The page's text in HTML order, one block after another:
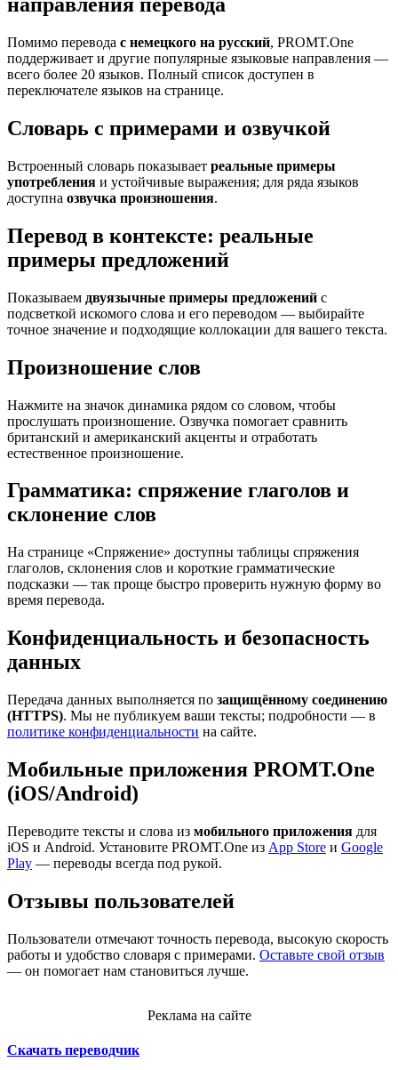
Помимо перевода с немецкого на русский, PROMT.One
поддерживает и другие популярные языковые направления —
всего более 20 языков. Полный список доступен в
переключателе языков на странице.
Словарь с примерами и озвучкой
Встроенный словарь показывает реальные примеры
употребления и устойчивые выражения; для ряда языков
доступна озвучка произношения.
Перевод в контексте: реальные
примеры предложений
Показываем двуязычные примеры предложений с
подсветкой искомого слова и его переводом — выбирайте
точное значение и подходящие коллокации для вашего текста.
Произношение слов
Нажмите на значок динамика рядом со словом, чтобы
прослушать произношение. Озвучка помогает сравнить
британский и американский акценты и отработать
естественное произношение.
Грамматика: спряжение глаголов и
склонение слов
На странице «Спряжение» доступны таблицы спряжения
глаголов, склонения слов и короткие грамматические
подсказки — так проще быстро проверить нужную форму во
время перевода.
Конфиденциальность и безопасность
данных
Передача данных выполняется по защищённому соединению
(HTTPS). Мы не публикуем ваши тексты; подробности — в
политике конфиденциальности на сайте.
Мобильные приложения PROMT.One
(iOS/Android)
Переводите тексты и слова из мобильного приложения для
iOS и Android. Установите PROMT.One из App Store и Google
Play — переводы всегда под рукой.
Отзывы пользователей
Пользователи отмечают точность перевода, высокую скорость
работы и удобство словаря с примерами. Оставьте свой отзыв
— он помогает нам становиться лучше.
Реклама на сайте
Скачать переводчик